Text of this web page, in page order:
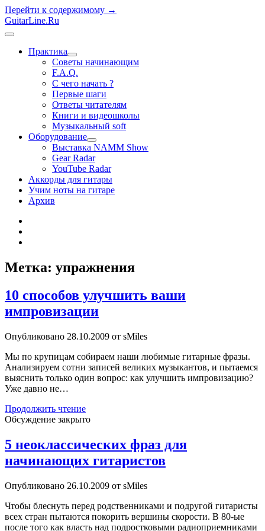
Перейти к содержимому →
GuitarLine.Ru
открыть
Практика
открыть
меню
Советы начинающим
F.A.Q.
С чего начать ?
Первые шаги
Ответы читателям
Книги и видеошколы
Музыкальный soft
Оборудование
открыть
меню
Выставка NAMM Show
Gear Radar
YouTube Radar
Аккорды для гитары
Учим ноты на гитаре
Архив
Метка: упражнения
10 способов улучшить ваши
импровизации
Опубликовано 28.10.2009 от sMiles
Мы по крупицам собираем наши любимые гитарные фразы.
Анализируем сотни записей великих музыкантов, и пытаемся
выяснить только один вопрос: как улучшить импровизацию?
Уже давно не…
Продолжить чтение10
способов
импровизации
Обсуждение закрыто
5 неоклассических фраз для
начинающих гитаристов
Опубликовано 26.10.2009 от sMiles
Чтобы блеснуть перед родственниками и подругой гитаристы
всех стран пытаются покорить вершины скорости. В 80-ые
после того как власть над подростковыми радиоприемниками